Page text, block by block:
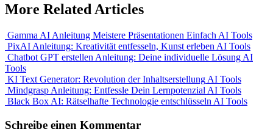
More Related Articles
Gamma AI Anleitung Meistere Präsentationen Einfach AI Tools
PixAI Anleitung: Kreativität entfesseln, Kunst erleben AI Tools
Chatbot GPT erstellen Anleitung: Deine individuelle Lösung AI
Tools
KI Text Generator: Revolution der Inhaltserstellung AI Tools
Mindgrasp Anleitung: Entfessle Dein Lernpotenzial AI Tools
Black Box AI: Rätselhafte Technologie entschlüsseln AI Tools
Schreibe einen Kommentar